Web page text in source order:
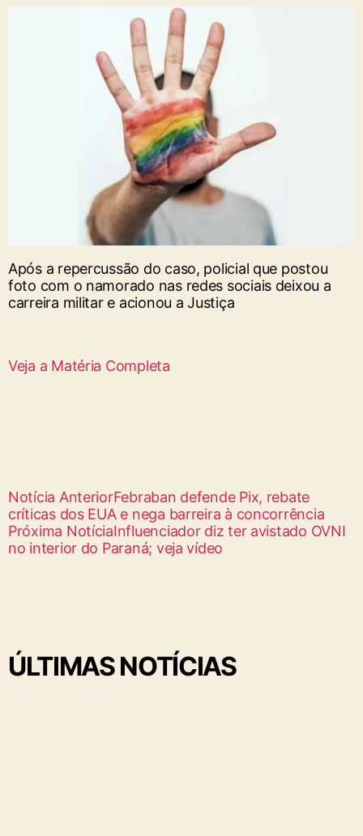
Após a repercussão do caso, policial que postou
foto com o namorado nas redes sociais deixou a
carreira militar e acionou a Justiça
Veja a Matéria Completa
Notícia AnteriorFebraban defende Pix, rebate
críticas dos EUA e nega barreira à concorrência
Próxima NotíciaInfluenciador diz ter avistado OVNI
no interior do Paraná; veja vídeo
ÚLTIMAS NOTÍCIAS